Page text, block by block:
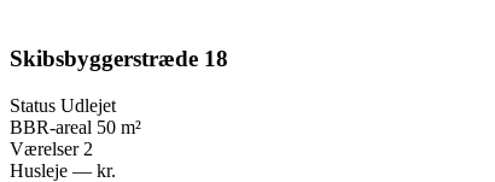
Skibsbyggerstræde 18
Status Udlejet
BBR-areal 50 m²
Værelser 2
Husleje — kr.